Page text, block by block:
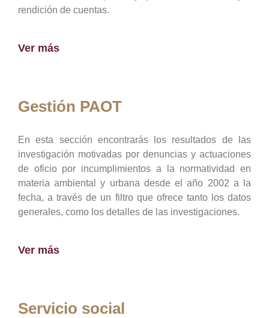
rendición de cuentas.
Ver más
Gestión PAOT
En esta sección encontrarás los resultados de las
investigación motivadas por denuncias y actuaciones
de oficio por incumplimientos a la normatividad en
materia ambiental y urbana desde el año 2002 a la
fecha, a través de un filtro que ofrece tanto los datos
generales, como los detalles de las investigaciones.
Ver más
Servicio social